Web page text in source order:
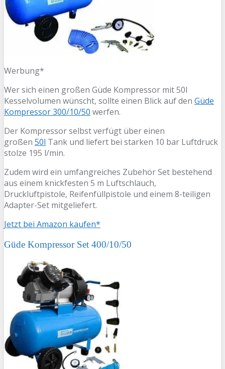
Werbung*
Wer sich einen großen Güde Kompressor mit 50l
Kesselvolumen wünscht, sollte einen Blick auf den Güde
Kompressor 300/10/50 werfen.
Der Kompressor selbst verfügt über einen
großen 50l Tank und liefert bei starken 10 bar Luftdruck
stolze 195 l/min.
Zudem wird ein umfangreiches Zubehör Set bestehend
aus einem knickfesten 5 m Luftschlauch,
Druckluftpistole, Reifenfüllpistole und einem 8-teiligen
Adapter-Set mitgeliefert.
Jetzt bei Amazon kaufen*
Güde Kompressor Set 400/10/50